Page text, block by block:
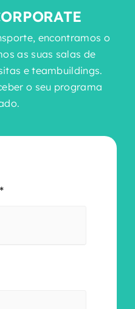
encontramos o
as suas salas de
e teambuildings.
o seu programa